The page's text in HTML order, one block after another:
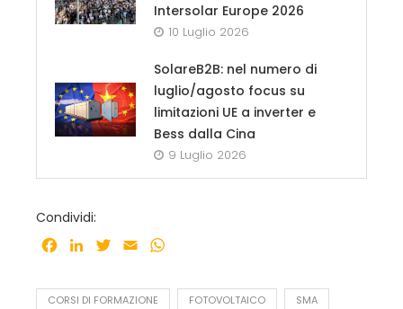
Intersolar Europe 2026
10 Luglio 2026
SolareB2B: nel numero di
luglio/agosto focus su
limitazioni UE a inverter e
Bess dalla Cina
9 Luglio 2026
Condividi:
Facebook
LinkedInTwitter
Email
CORSI DI FORMAZIONE FOTOVOLTAICO SMA